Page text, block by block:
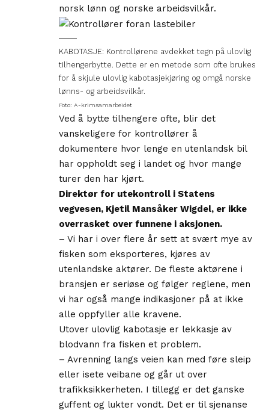
norsk lønn og norske arbeidsvilkår.
KABOTASJE: Kontrollørene avdekket tegn på ulovlig
tilhengerbytte. Dette er en metode som ofte brukes
for å skjule ulovlig kabotasjekjøring og omgå norske
lønns- og arbeidsvilkår.
Foto: A-krimsamarbeidet
Ved å bytte tilhengere ofte, blir det
vanskeligere for kontrollører å
dokumentere hvor lenge en utenlandsk bil
har oppholdt seg i landet og hvor mange
turer den har kjørt.
Direktør for utekontroll i Statens
vegvesen, Kjetil Mansåker Wigdel, er ikke
overrasket over funnene i aksjonen.
– Vi har i over flere år sett at svært mye av
fisken som eksporteres, kjøres av
utenlandske aktører. De fleste aktørene i
bransjen er seriøse og følger reglene, men
vi har også mange indikasjoner på at ikke
alle oppfyller alle kravene.
Utover ulovlig kabotasje er lekkasje av
blodvann fra fisken et problem.
– Avrenning langs veien kan med føre sleip
eller isete veibane og går ut over
trafikksikkerheten. I tillegg er det ganske
guffent og lukter vondt. Det er til sjenanse